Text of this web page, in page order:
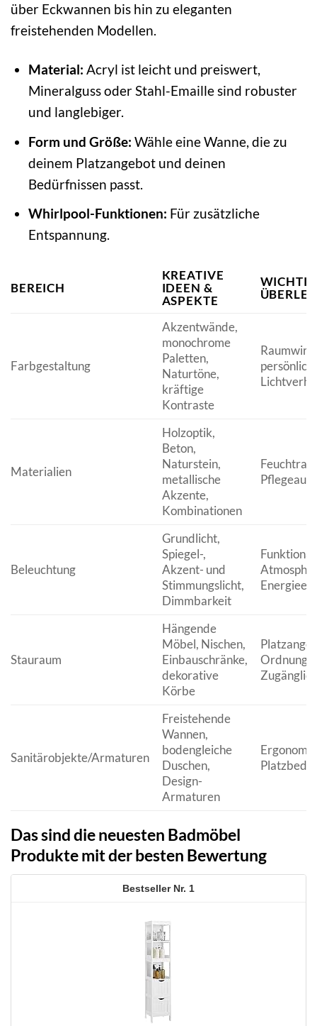
über Eckwannen bis hin zu eleganten
freistehenden Modellen.
Material: Acryl ist leicht und preiswert,
Mineralguss oder Stahl-Emaille sind robuster
und langlebiger.
Form und Größe: Wähle eine Wanne, die zu
deinem Platzangebot und deinen
Bedürfnissen passt.
Whirlpool-Funktionen: Für zusätzliche
Entspannung.
BEREICH
KREATIVE
IDEEN &
ASPEKTE
Farbgestaltung
Akzentwände,
monochrome
Paletten,
Naturtöne,
kräftige
Kontraste
Materialien
Holzoptik,
Beton,
Naturstein,
metallische
Akzente,
Kombinationen
Beleuchtung
Grundlicht,
Spiegel-,
Akzent- und
Stimmungslicht,
Dimmbarkeit
Stauraum
Hängende
Möbel, Nischen,
Einbauschränke,
dekorative
Körbe
Sanitärobjekte/Armaturen
Freistehende
Wannen,
bodengleiche
Duschen,
Design-
Armaturen
Das sind die neuesten Badmöbel
Produkte mit der besten Bewertung
1